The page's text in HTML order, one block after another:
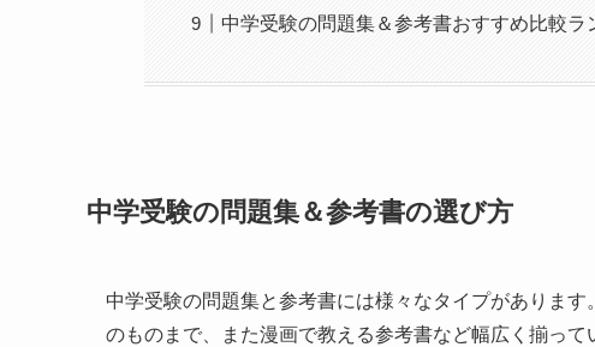
中学受験の問題集＆参考書おすすめ比較ラ
中学受験の問題集＆参考書の選び方
中学受験の問題集と参考書には様々なタイプがありま
のものまで、また漫画で教える参考書など幅広く揃っ